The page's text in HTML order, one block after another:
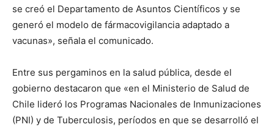
se creó el Departamento de Asuntos Científicos y se
generó el modelo de fármacovigilancia adaptado a
vacunas», señala el comunicado.
Entre sus pergaminos en la salud pública, desde el
gobierno destacaron que «en el Ministerio de Salud de
Chile lideró los Programas Nacionales de Inmunizaciones
(PNI) y de Tuberculosis, períodos en que se desarrolló el